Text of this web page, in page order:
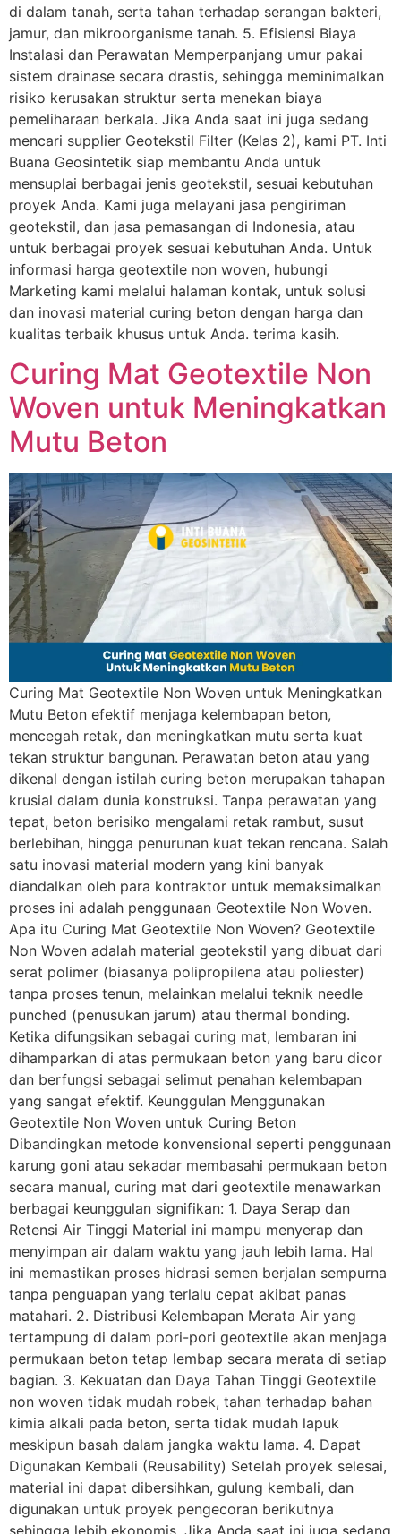
di dalam tanah, serta tahan terhadap serangan bakteri,
jamur, dan mikroorganisme tanah. 5. Efisiensi Biaya
Instalasi dan Perawatan Memperpanjang umur pakai
sistem drainase secara drastis, sehingga meminimalkan
risiko kerusakan struktur serta menekan biaya
pemeliharaan berkala. Jika Anda saat ini juga sedang
mencari supplier Geotekstil Filter (Kelas 2), kami PT. Inti
Buana Geosintetik siap membantu Anda untuk
mensuplai berbagai jenis geotekstil, sesuai kebutuhan
proyek Anda. Kami juga melayani jasa pengiriman
geotekstil, dan jasa pemasangan di Indonesia, atau
untuk berbagai proyek sesuai kebutuhan Anda. Untuk
informasi harga geotextile non woven, hubungi
Marketing kami melalui halaman kontak, untuk solusi
dan inovasi material curing beton dengan harga dan
kualitas terbaik khusus untuk Anda. terima kasih.
Curing Mat Geotextile Non
Woven untuk Meningkatkan
Mutu Beton
Curing Mat Geotextile Non Woven untuk Meningkatkan
Mutu Beton efektif menjaga kelembapan beton,
mencegah retak, dan meningkatkan mutu serta kuat
tekan struktur bangunan. Perawatan beton atau yang
dikenal dengan istilah curing beton merupakan tahapan
krusial dalam dunia konstruksi. Tanpa perawatan yang
tepat, beton berisiko mengalami retak rambut, susut
berlebihan, hingga penurunan kuat tekan rencana. Salah
satu inovasi material modern yang kini banyak
diandalkan oleh para kontraktor untuk memaksimalkan
proses ini adalah penggunaan Geotextile Non Woven.
Apa itu Curing Mat Geotextile Non Woven? Geotextile
Non Woven adalah material geotekstil yang dibuat dari
serat polimer (biasanya polipropilena atau poliester)
tanpa proses tenun, melainkan melalui teknik needle
punched (penusukan jarum) atau thermal bonding.
Ketika difungsikan sebagai curing mat, lembaran ini
dihamparkan di atas permukaan beton yang baru dicor
dan berfungsi sebagai selimut penahan kelembapan
yang sangat efektif. Keunggulan Menggunakan
Geotextile Non Woven untuk Curing Beton
Dibandingkan metode konvensional seperti penggunaan
karung goni atau sekadar membasahi permukaan beton
secara manual, curing mat dari geotextile menawarkan
berbagai keunggulan signifikan: 1. Daya Serap dan
Retensi Air Tinggi Material ini mampu menyerap dan
menyimpan air dalam waktu yang jauh lebih lama. Hal
ini memastikan proses hidrasi semen berjalan sempurna
tanpa penguapan yang terlalu cepat akibat panas
matahari. 2. Distribusi Kelembapan Merata Air yang
tertampung di dalam pori-pori geotextile akan menjaga
permukaan beton tetap lembap secara merata di setiap
bagian. 3. Kekuatan dan Daya Tahan Tinggi Geotextile
non woven tidak mudah robek, tahan terhadap bahan
kimia alkali pada beton, serta tidak mudah lapuk
meskipun basah dalam jangka waktu lama. 4. Dapat
Digunakan Kembali (Reusability) Setelah proyek selesai,
material ini dapat dibersihkan, gulung kembali, dan
digunakan untuk proyek pengecoran berikutnya
sehingga lebih ekonomis. Jika Anda saat ini juga sedang